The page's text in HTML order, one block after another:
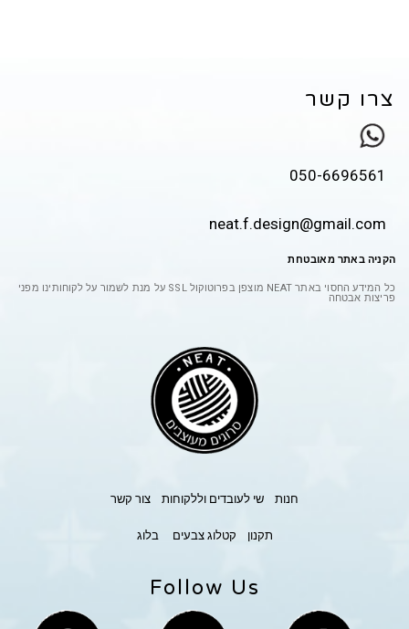
צרו קשר
050-6696561
neat.f.design@gmail.com
הקניה באתר מאובטחת
כל המידע החסוי באתר NEAT מוצפן בפרוטוקול SSL על מנת לשמור על לקוחותינו מפני
פריצות אבטחה
חנות שי לעובדים וללקוחות צור קשר
תקנון קטלוג צבעים בלוג
Follow Us